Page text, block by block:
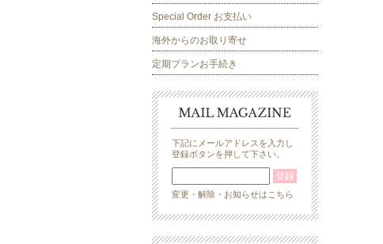
Special Order お支払い
海外からのお取り寄せ
定期プランお手続き
下記にメールアドレスを入力し
登録ボタンを押して下さい。
変更・解除・お知らせはこちら